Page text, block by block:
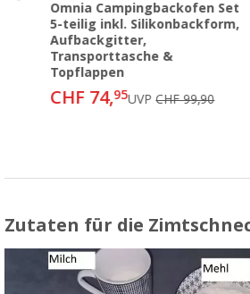
Omnia Campingbackofen Set
5-teilig inkl. Silikonbackform,
Aufbackgitter,
Transporttasche &
Topflappen
CHF 74,95UVPCHF 99,90
Zutaten für die